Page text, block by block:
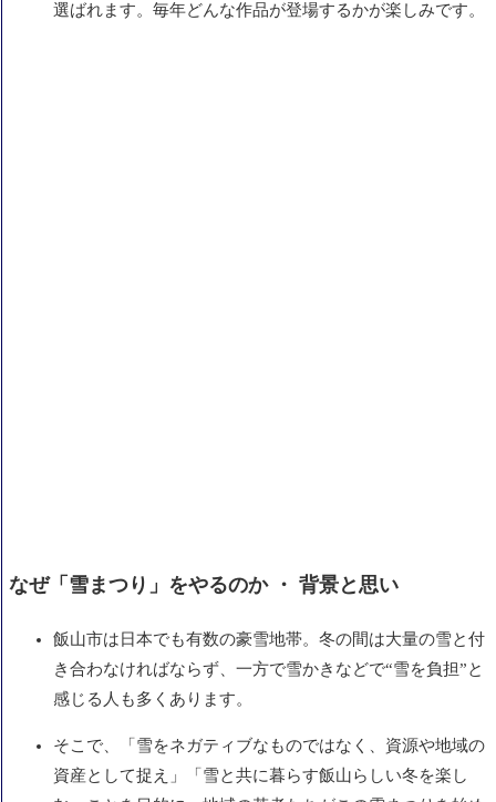
選ばれます。毎年どんな作品が登場するかが楽しみです。
なぜ「雪まつり」をやるのか ・ 背景と思い
飯山市は日本でも有数の豪雪地帯。冬の間は大量の雪と付
き合わなければならず、一方で雪かきなどで“雪を負担”と
感じる人も多くあります。
そこで、「雪をネガティブなものではなく、資源や地域の
資産として捉え」「雪と共に暮らす飯山らしい冬を楽し